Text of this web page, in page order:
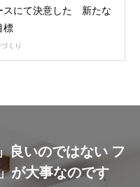
スにて決意した 新たな
標
くり
良いのではない フ
が大事なのです